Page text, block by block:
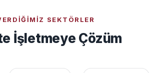
SEKTÖRLER
İşletmeye Çözüm